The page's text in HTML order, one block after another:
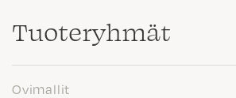
Tuote­ryhmät
Ovimallit